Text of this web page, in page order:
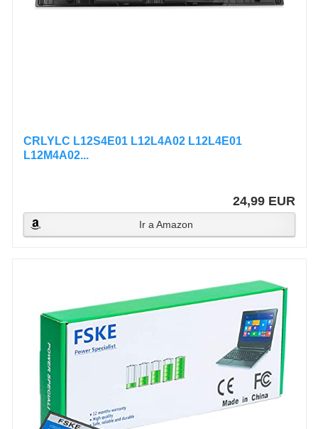
CRLYLC L12S4E01 L12L4A02 L12L4E01
L12M4A02...
24,99 EUR
Ir a Amazon